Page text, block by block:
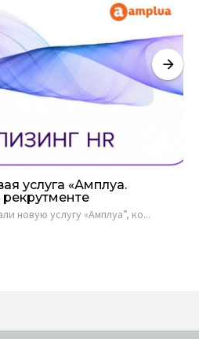
услуга «Амплуа.
новую услугу «Амплуа”, ко...